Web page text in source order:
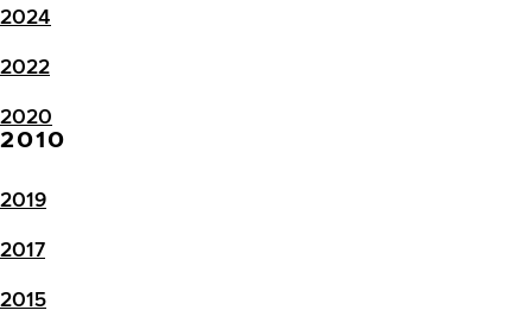
2024
2022
2020
2010
2019
2017
2015